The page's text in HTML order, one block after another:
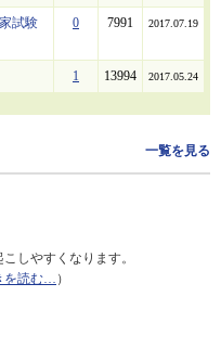
試験
0 7991 2017.07.19
1 13994 2017.05.24
一覧を見る
しやすくなります。
を読む… ）